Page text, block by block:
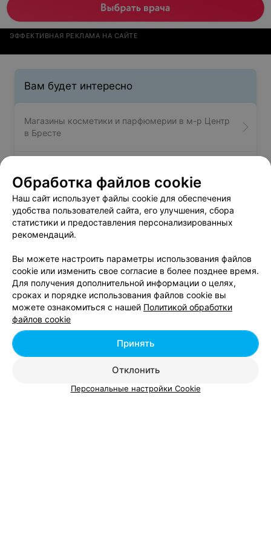
ЭФФЕКТИВНАЯ РЕКЛАМА НА САЙТЕ
Вам будет интересно
Магазины косметики и парфюмерии в м-р Центр
в Бресте
Вулька-Подгородская в Бресте
Магазины косметики и парфюмерии в м-р Восток
в Бресте
Добавить компанию
Добавить специалиста
Обработка файлов cookie
Наш сайт использует файлы cookie для обеспечения
удобства пользователей сайта, его улучшения, сбора
статистики и предоставления персонализированных
рекомендаций.
Вы можете настроить параметры использования файлов
cookie или изменить свое согласие в более позднее время.
Для получения дополнительной информации о целях,
сроках и порядке использования файлов cookie вы
можете ознакомиться с нашей Политикой обработки
файлов cookie
Отклонить
Принять
Персональные настройки Cookie